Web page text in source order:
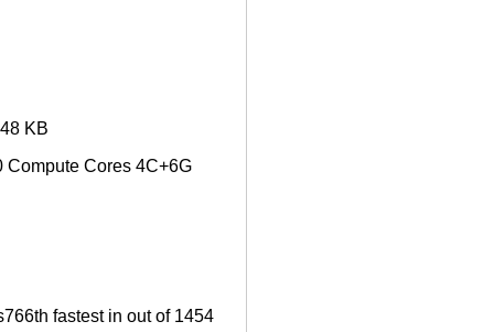
KB
Compute Cores 4C+6G
fastest in out of 1454